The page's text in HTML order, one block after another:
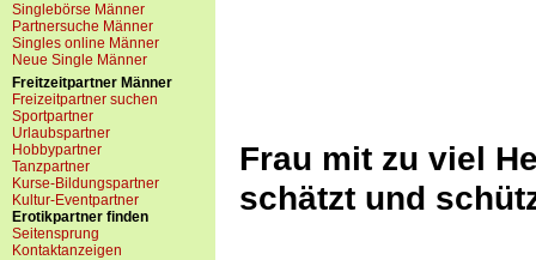
Singlebörse Männer
Partnersuche Männer
Singles online Männer
Neue Single Männer
Freitzeitpartner Männer
Freizeitpartner suchen
Sportpartner
Urlaubspartner
Hobbypartner
Tanzpartner
Kurse-Bildungspartner
Kultur-Eventpartner
Erotikpartner finden
Seitensprung
Kontaktanzeigen
Frau mit zu viel
schätzt und